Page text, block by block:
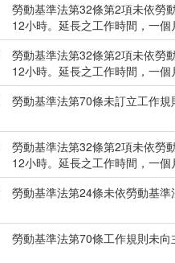
勞動基準法第32條第2項未依勞
12小時。延長之工作時間，一
勞動基準法第32條第2項未依勞
12小時。延長之工作時間，一
勞動基準法第70條未訂立工作
勞動基準法第32條第2項未依勞
12小時。延長之工作時間，一
勞動基準法第24條未依勞動基
勞動基準法第70條工作規則未